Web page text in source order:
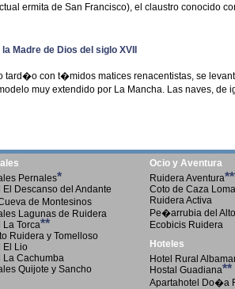
ermita de San Francisco), el claustro conocido
Madre de Dios del siglo XVII
tard�o con t�midos matices renacentistas, se
muy extendido por La Mancha. Las naves,
Pernales*
Descanso del Andante
de Montesinos
Lagunas de Ruidera
La Torca**
Ruidera y Tomelloso
El Lio
La Cachumba
Quijote y Sancho
Ocio y Aventura
Ruidera Aventura
Coto de Caza
Ruidera Activa
Pe�arrubia del
Ecobicis Ruidera
Hoteles
Hotel Rural
Hostal Guadiana**
Apartahotel Do�a